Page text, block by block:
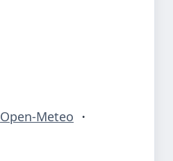
Open-Meteo ・